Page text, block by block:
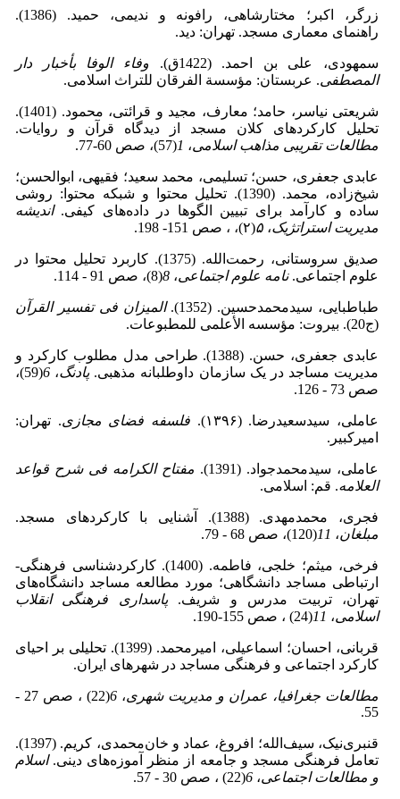
زرگر، اکبر؛ مختارشاهی، رافونه و ندیمی، حمید. (1386).
راهنمای معماری مسجد. تهران: دید.
سمهودی، علی بن احمد. (1422ق).
وفاء الوفا بأخبار دار
المصطفى. عربستان: مؤسسة الفرقان للتراث اسلامی.
شریعتی نیاسر، حامد؛ معارف، مجید و قرائتی، محمود. (1401).
تحلیل کارکردهای کلان مسجد از دیدگاه قرآن و روایات.
مطالعات تقریبی مذاهب اسلامی، 1(57)، صص 60-77.
عابدی جعفری، حسن؛ تسلیمی، محمد سعید؛ فقیهی، ابوالحسن؛
شیخ‌زاده، محمد. (1390). تحلیل محتوا و شبکه محتوا: روشی
ساده و کارآمد برای تبیین الگوها در داده‌های کیفی.اندیشه
مدیریت استراتژیک، ۵(۲)، ، صص 151- 198.
صدیق سروستانی، رحمت‌الله. (1375). کاربرد تحلیل محتوا در
علوم اجتماعی.نامه علوم اجتماعی، 8(8)، صص 91 - 114.
طباطبایی، سیدمحمدحسین. (1352).
المیزان فی تفسیر القرآن
(ج20). بیروت: مؤسسه الأعلمی للمطبوعات.
عابدی جعفری، حسن. (1388). طراحی مدل مطلوب کارکرد و
مدیریت مساجد در یک سازمان داوطلبانه مذهبی.پادنگ، 6
(59)،
صص 73 - 126.
عاملی، سیدسعیدرضا. (۱۳۹۶). فلسفه فضای مجازی. تهران:
امیرکبیر.
عاملی، سیدمحمدجواد. (1391).
مفتاح الکرامه فی شرح قواعد
العلامه. قم: اسلامی.
فجری، محمدمهدی. (1388). آشنایی با کارکردهای مسجد.
مبلغان، 11(120)، صص 68 - 79.
فرخی، میثم؛ خلجی، فاطمه. (1400). کارکردشناسی فرهنگی-
ارتباطی مساجد دانشگاهی؛ مورد مطالعه مساجد دانشگاه‌های
تهران، تربیت مدرس و شریف.پاسداری فرهنگی انقلاب
اسلامی، 11(24) ، صص 155-190.
قربانی، احسان؛ اسماعیلی، امیرمحمد. (1399). تحلیلی بر احیای
کارکرد اجتماعی و فرهنگی مساجد در شهرهای ایران.
مطالعات جغرافیا، عمران و مدیریت شهری، 6
(22) ، صص 27 -
55.
قنبری‌نیک، سیف‌الله؛ افروغ، عماد و خان‌محمدی، کریم. (1397).
تعامل فرهنگی مسجد و جامعه از منظر آموزه‌های دینی.اسلام
و مطالعات اجتماعی، 6(22) ، صص 30 - 57.